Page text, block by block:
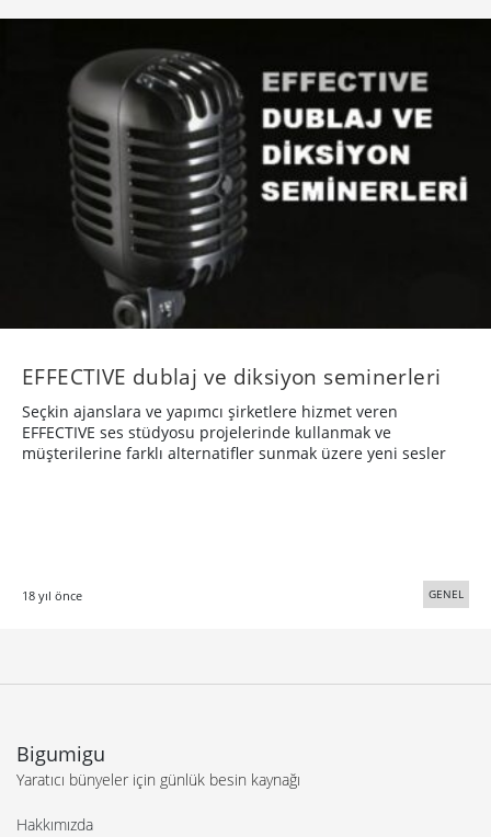
EFFECTIVE dublaj ve diksiyon seminerleri
Seçkin ajanslara ve yapımcı şirketlere hizmet veren
EFFECTIVE ses stüdyosu projelerinde kullanmak ve
müşterilerine farklı alternatifler sunmak üzere yeni sesler
18 yıl önce GENEL
Bigumigu
Yaratıcı bünyeler için günlük besin kaynağı
Hakkımızda